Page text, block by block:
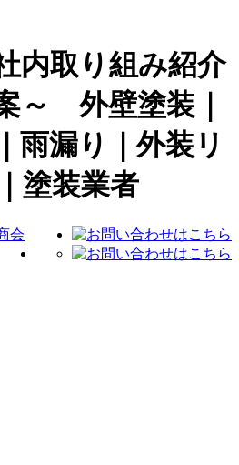
内取り組み紹介
～ 外壁塗装｜
雨漏り｜外装リ
塗装業者